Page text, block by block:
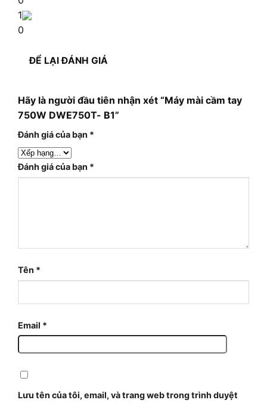
1
0
ĐỂ LẠI ĐÁNH GIÁ
Hãy là người đầu tiên nhận xét “Máy mài cầm tay
750W DWE750T- B1”
Đánh giá của bạn *
Đánh giá của bạn *
Tên *
Email *
Lưu tên của tôi, email, và trang web trong trình duyệt